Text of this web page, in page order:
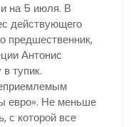
5 июля. В
действующего
предшественник,
Антонис
тупик.
евро». Не меньше
с которой все